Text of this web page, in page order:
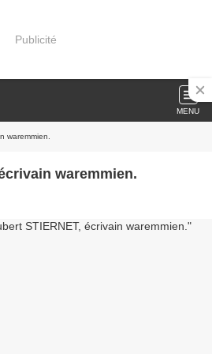
Publicité
MENU
waremmien.
waremmien.